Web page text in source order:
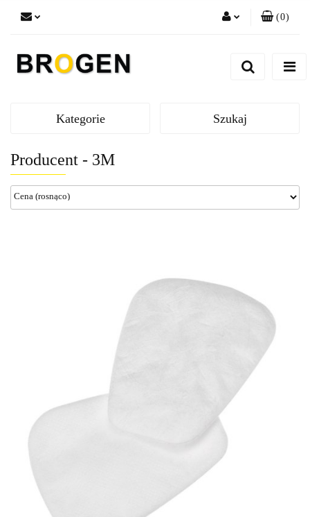
Zgody cookies
(0)
Kategorie Szukaj
Producent - 3M